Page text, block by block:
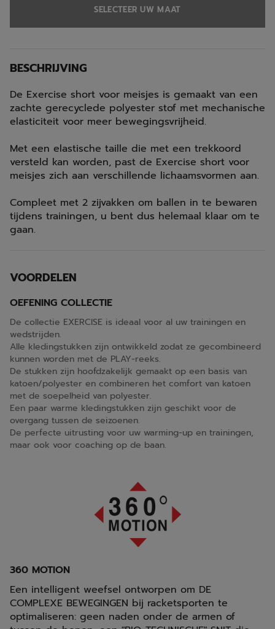
SELECTEER UW MAAT
BESCHRIJVING
De Exercise short voor meisjes is gemaakt van een
zachte gerecyclede polyester stof met mechanische
elasticiteit voor meer bewegingsvrijheid.
Met een elastische taille die met een trekkoord
versteld kan worden, past de Exercise short voor
meisjes zich aan verschillende lichaamsvormen aan.
Compleet met 2 zijvakken om ballen in te bewaren
tijdens trainingen, u bent dus helemaal klaar om te
gaan.
VOORDELEN
OEFENING COLLECTIE
De collectie EXERCISE is ideaal voor al uw trainingen en
wedstrijden.
Alle kledingstukken zijn ontwikkeld zodat ze gecombineerd
kunnen worden met de PLAY-reeks.
De stukken zijn hoofdzakelijk gemaakt op een basis van
katoen/polyester en combineren het comfort van katoen
met de soepelheid van polyester.
Een paar warme kledingstukken zijn geschikt voor de
overgang tussen de seizoenen.
De perfecte uitrusting voor uw warming-up en trainingen,
maar ook voor coaching op de baan.
360 MOTION
Een intelligent weefsel ontworpen om DE
COMPLEXE BEWEGINGEN bij racketsporten te
optimaliseren: geen naden onder de armen of